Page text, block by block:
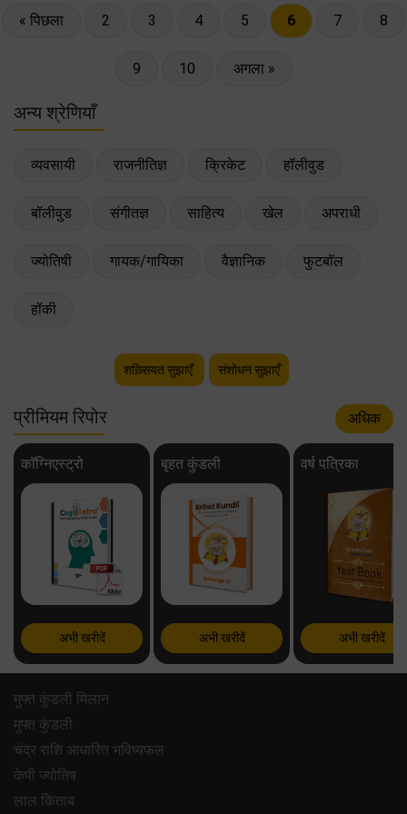
« पिछला 2 3 4 5 6 7 8
9 10 अगला »
अन्य श्रेणियाँ
व्यवसायी राजनीतिज्ञ क्रिकेट हॉलीवुड
बॉलीवुड संगीतज्ञ साहित्य खेल अपराधी
ज्योतिषी गायक/गायिका वैज्ञानिक फुटबॉल
हॉकी
शख़्सियत सुझाएँ संशोधन सुझाएँ
प्रीमियम रिपोर अधिक
कॉग्निएस्ट्रो
अभी खरीदें
बृहत कुंडली
अभी खरीदें
वर्ष पत्रिका
अभी खरीदें
मुफ्त कुंडली मिलान
मुफ्त कुंडली
चंद्र राशि आधारित भविष्यफल
केपी ज्योतिष
लाल किताब